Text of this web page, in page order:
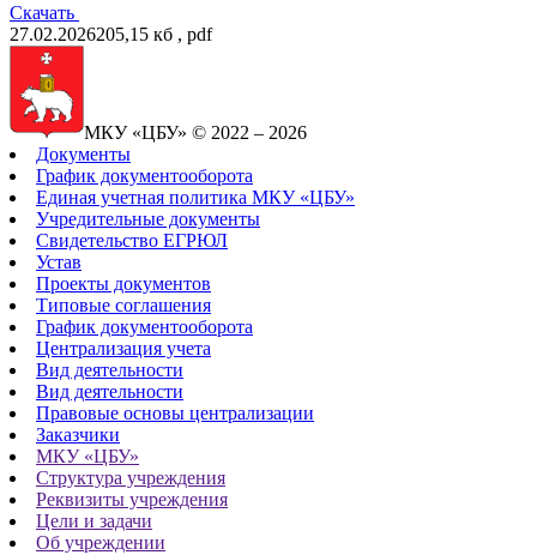
Скачать
27.02.2026205,15 кб , pdf
МКУ «ЦБУ» © 2022 – 2026
Документы
График документооборота
Единая учетная политика МКУ «ЦБУ»
Учредительные документы
Свидетельство ЕГРЮЛ
Устав
Проекты документов
Типовые соглашения
График документооборота
Централизация учета
Вид деятельности
Вид деятельности
Правовые основы централизации
Заказчики
МКУ «ЦБУ»
Структура учреждения
Реквизиты учреждения
Цели и задачи
Об учреждении